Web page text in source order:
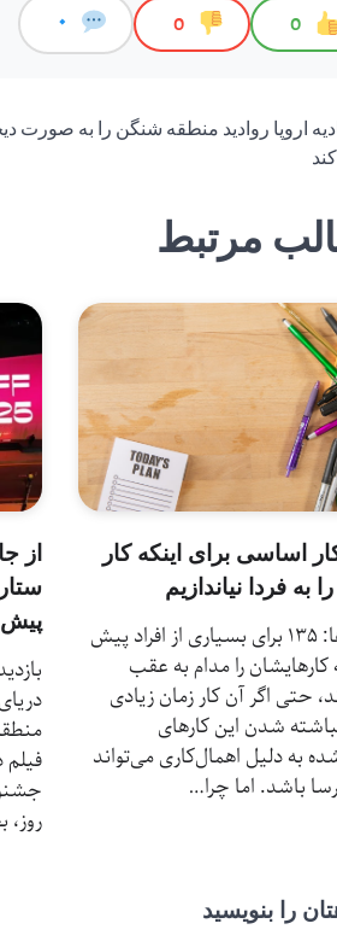
0
0
0
اروپا روادید منطقه شنگن را به صورت
مرتبط
اساسی برای اینکه کار
به فردا نیاندازیم
بازدیدها: 135 برای بسیاری از افراد پیش
کارهایشان را مدام به عقب
حتی اگر آن کار زمان زیادی
شدن این کارهای
به دلیل اهمال‌کاری می‌تواند
باشد. اما چرا…
از
پیش
را بنویسید